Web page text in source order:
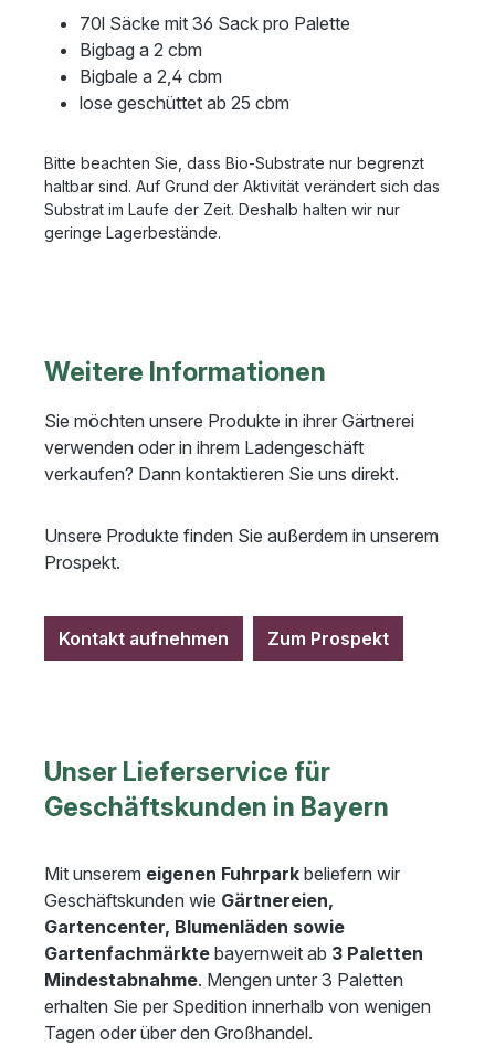
70l Säcke mit 36 Sack pro Palette
Bigbag a 2 cbm
Bigbale a 2,4 cbm
lose geschüttet ab 25 cbm
Bitte beachten Sie, dass Bio-Substrate nur begrenzt
haltbar sind. Auf Grund der Aktivität verändert sich das
Substrat im Laufe der Zeit. Deshalb halten wir nur
geringe Lagerbestände.
Weitere Informationen
Sie möchten unsere Produkte in ihrer Gärtnerei
verwenden oder in ihrem Ladengeschäft
verkaufen? Dann kontaktieren Sie uns direkt.
Unsere Produkte finden Sie außerdem in unserem
Prospekt.
Kontakt aufnehmen Zum Prospekt
Unser Lieferservice für
Geschäftskunden in Bayern
Mit unserem eigenen Fuhrpark beliefern wir
Geschäftskunden wie Gärtnereien,
Gartencenter, Blumenläden sowie
Gartenfachmärkte bayernweit ab 3 Paletten
Mindestabnahme. Mengen unter 3 Paletten
erhalten Sie per Spedition innerhalb von wenigen
Tagen oder über den Großhandel.